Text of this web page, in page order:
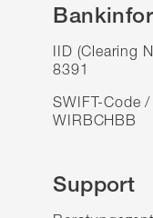
IID (Clearing
8391
SWIFT-Code
WIRBCHBB
Support